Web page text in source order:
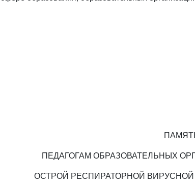
ПЕДАГОГАМ ОБРАЗОВАТЕЛЬНЫХ
ОСТРОЙ РЕСПИРАТОРНОЙ